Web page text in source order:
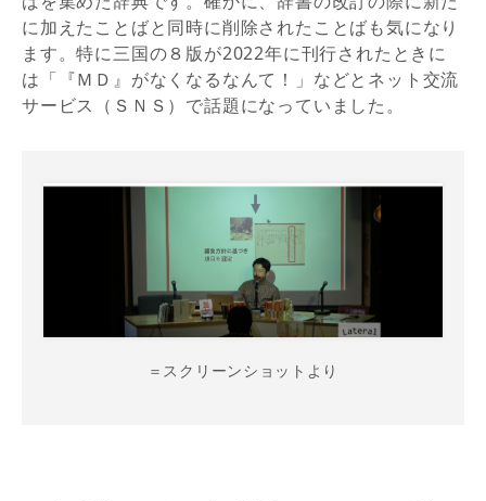
に加えたことばと同時に削除されたことばも気になり
ます。特に三国の８版が2022年に刊行されたときに
は「『ＭＤ』がなくなるなんて！」などとネット交流
サービス（ＳＮＳ）で話題になっていました。
＝スクリーンショットより